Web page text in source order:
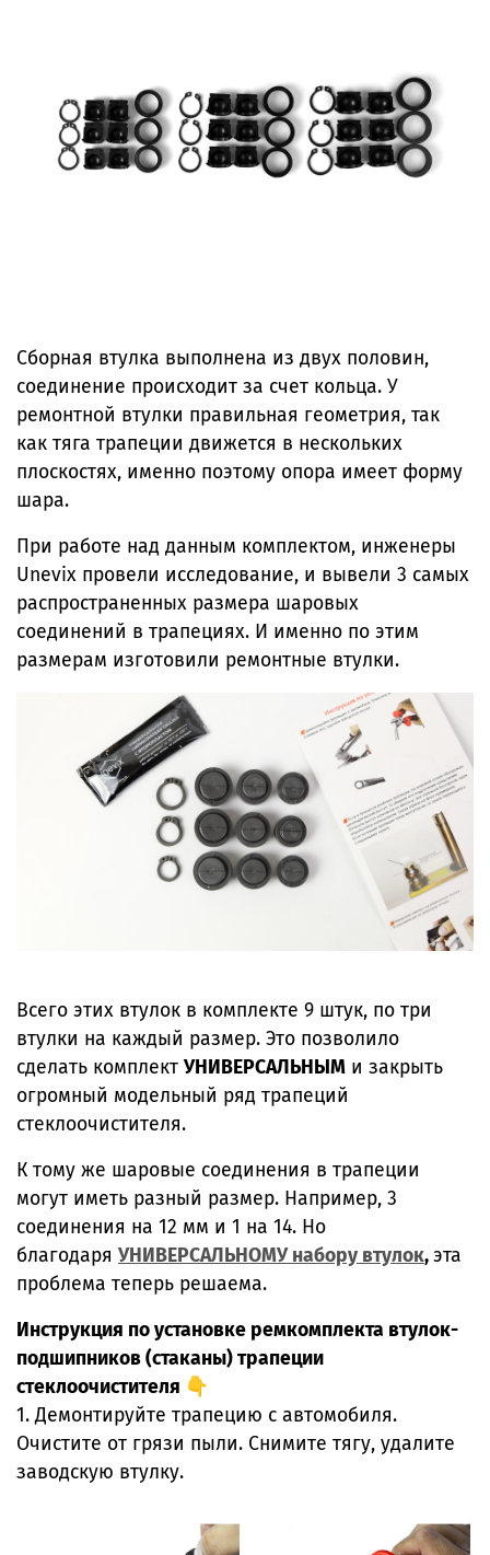
Сборная втулка выполнена из двух половин,
соединение происходит за счет кольца. У
ремонтной втулки правильная геометрия, так
как тяга трапеции движется в нескольких
плоскостях, именно поэтому опора имеет форму
шара.
При работе над данным комплектом, инженеры
Unevix провели исследование, и вывели 3 самых
распространенных размера шаровых
соединений в трапециях. И именно по этим
размерам изготовили ремонтные втулки.
Всего этих втулок в комплекте 9 штук, по три
втулки на каждый размер. Это позволило
сделать комплект УНИВЕРСАЛЬНЫМ и закрыть
огромный модельный ряд трапеций
стеклоочистителя.
К тому же шаровые соединения в трапеции
могут иметь разный размер. Например, 3
соединения на 12 мм и 1 на 14. Но
благодаря УНИВЕРСАЛЬНОМУ набору втулок,эта
проблема теперь решаема.
Инструкция по установке ремкомплекта втулок-
подшипников (стаканы) трапеции
стеклоочистителя 👇
1. Демонтируйте трапецию с автомобиля.
Очистите от грязи пыли. Снимите тягу, удалите
заводскую втулку.